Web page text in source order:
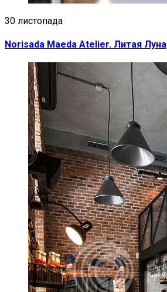
30 листопада
Norisada Maeda Atelier. Литая Луна